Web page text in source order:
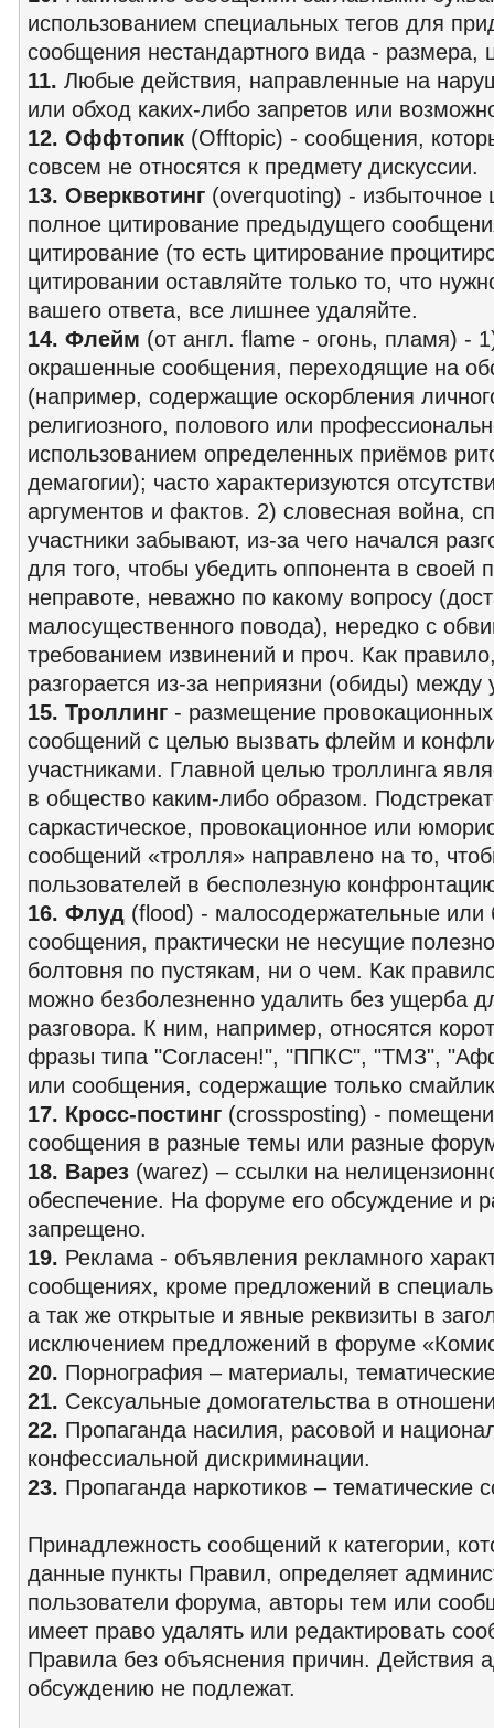
использованием специальных тегов для
сообщения нестандартного вида - размера,
11. Любые действия, направленные на
или обход каких-либо запретов или
12. Оффтопик(Offtopic) - сообщения,
совсем не относятся к предмету дискуссии.
13. Оверквотинг(overquoting) - избыточное
полное цитирование предыдущего
цитирование (то есть цитирование
цитировании оставляйте только то, что
вашего ответа, все лишнее удаляйте.
14. Флейм (от англ. flame - огонь, пламя) -
окрашенные сообщения, переходящие на
(например, содержащие оскорбления
религиозного, полового или
использованием определенных приёмов
демагогии); часто характеризуются
аргументов и фактов. 2) словесная война,
участники забывают, из-за чего начался
для того, чтобы убедить оппонента в своей
неправоте, неважно по какому вопросу
малосущественного повода), нередко с
требованием извинений и проч. Как
разгорается из-за неприязни (обиды) между
15. Троллинг- размещение
сообщений с целью вызвать флейм и
участниками. Главной целью троллинга
в общество каким-либо образом.
саркастическое, провокационное или
сообщений «тролля» направлено на то,
пользователей в бесполезную
16. Флуд(flood) - малосодержательные или
сообщения, практически не несущие
болтовня по пустякам, ни о чем. Как
можно безболезненно удалить без ущерба
разговора. К ним, например, относятся
фразы типа "Согласен!", "ППКС", "ТМЗ",
или сообщения, содержащие только
17. Кросс-постинг(crossposting) -
сообщения в разные темы или разные
18. Варез(warez) – ссылки на
обеспечение. На форуме его обсуждение и
запрещено.
19. Реклама - объявления рекламного
сообщениях, кроме предложений в
а так же открытые и явные реквизиты в
исключением предложений в форуме
20. Порнография – материалы,
21. Сексуальные домогательства в
22. Пропаганда насилия, расовой и
конфессиальной дискриминации.
23. Пропаганда наркотиков – тематические
Принадлежность сообщений к категории,
данные пункты Правил, определяет
пользователи форума, авторы тем или
имеет право удалять или редактировать
Правила без объяснения причин. Действия
обсуждению не подлежат.